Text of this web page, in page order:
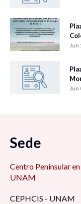
Jun
Jun
Sede
Centro Peninsular
UNAM
CEPHCIS - UNAM